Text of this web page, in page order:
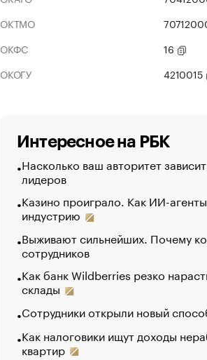
ОКТМО
ОКФС
16
ОКОГУ
4210015
Интересное на РБК
Насколько ваш авторитет
лидеров
Казино проиграло. Как ИИ-
индустрию
Выживают сильнейших. Почему
сотрудников
Как банк Wildberries резко
склады
Сотрудники открыли новый
Как налоговики ищут доходы
квартир